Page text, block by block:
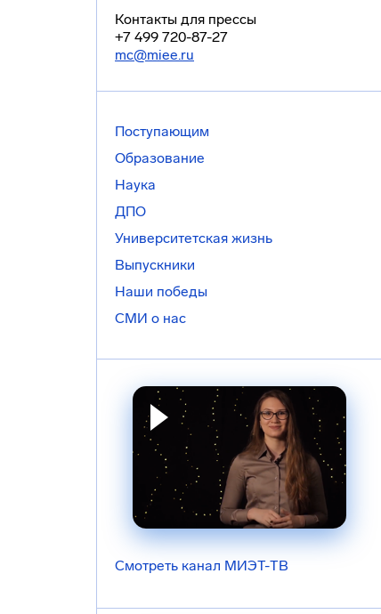
Контакты для прессы
+7 499 720-87-27
mc@miee.ru
Поступающим
Образование
Наука
ДПО
Университетская жизнь
Выпускники
Наши победы
СМИ о нас
Смотреть канал МИЭТ-ТВ